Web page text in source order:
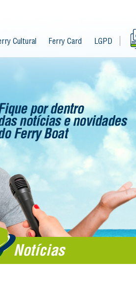
Cultural Ferry Card LGPD
Notícias